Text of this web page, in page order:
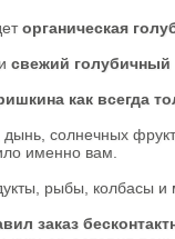
органическая
свежий голубичный
как всегда
солнечных
именно вам.
рыбы, колбасы и
заказ